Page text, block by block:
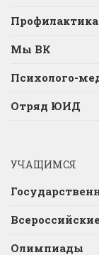
Мы ВК
Психолого-
Отряд ЮИД
УЧАЩИМСЯ
Олимпиады